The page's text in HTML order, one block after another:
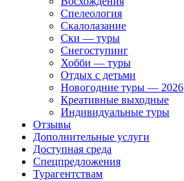
Спелеология
Скалолазание
Ски — туры
Снегоступинг
Хобби — туры
Отдых с детьми
Новогодние туры — 2026
Креативные выходные
Индивидуальные туры
Отзывы
Дополнительные услуги
Доступная среда
Спецпредложения
Турагентствам